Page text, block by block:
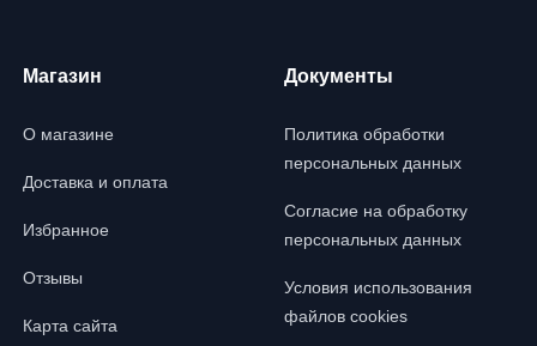
Магазин
О магазине
Доставка и оплата
Избранное
Отзывы
Карта сайта
Документы
Политика обработки
персональных данных
Согласие на обработку
персональных данных
Условия использования
файлов cookies